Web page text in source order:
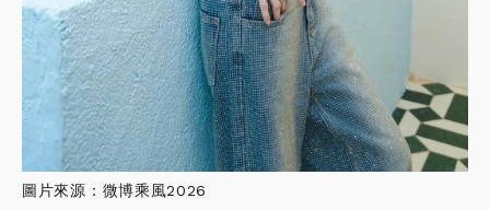
圖片來源：微博乘風2026